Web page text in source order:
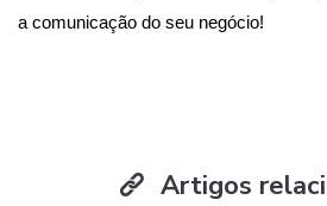
a comunicação do seu negócio!
Artigos